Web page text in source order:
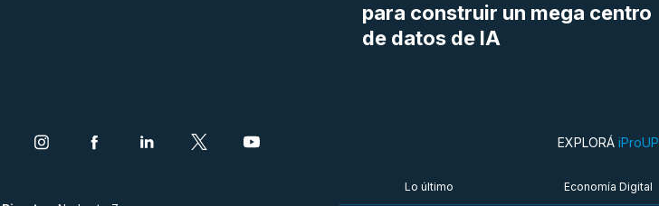
para construir un mega centro
de datos de IA
EXPLORÁ iProUP
Lo último Economía Digital